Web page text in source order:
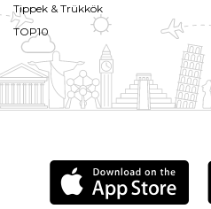
Tippek & Trükkök
TOP10